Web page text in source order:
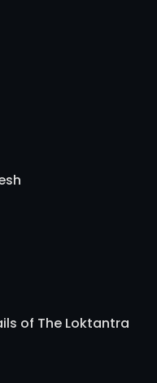
of The Loktantra